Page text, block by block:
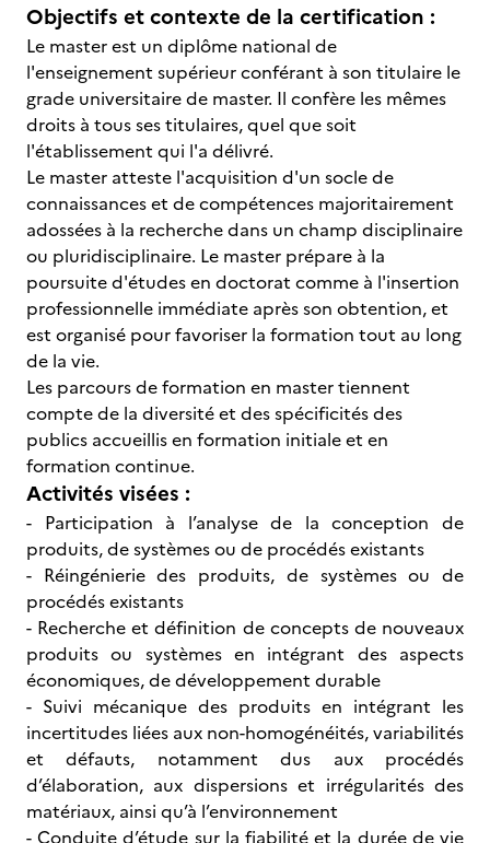
Objectifs et contexte de la certification :
Le master est un diplôme national de
l'enseignement supérieur conférant à son titulaire le
grade universitaire de master. Il confère les mêmes
droits à tous ses titulaires, quel que soit
l'établissement qui l'a délivré.
Le master atteste l'acquisition d'un socle de
connaissances et de compétences majoritairement
adossées à la recherche dans un champ disciplinaire
ou pluridisciplinaire. Le master prépare à la
poursuite d'études en doctorat comme à l'insertion
professionnelle immédiate après son obtention, et
est organisé pour favoriser la formation tout au long
de la vie.
Les parcours de formation en master tiennent
compte de la diversité et des spécificités des
publics accueillis en formation initiale et en
formation continue.
Activités visées :
- Participation à l’analyse de la conception de
produits, de systèmes ou de procédés existants
- Réingénierie des produits, de systèmes ou de
procédés existants
- Recherche et définition de concepts de nouveaux
produits ou systèmes en intégrant des aspects
économiques, de développement durable
- Suivi mécanique des produits en intégrant les
incertitudes liées aux non-homogénéités, variabilités
et défauts, notamment dus aux procédés
d’élaboration, aux dispersions et irrégularités des
matériaux, ainsi qu’à l’environnement
- Conduite d’étude sur la fiabilité et la durée de vie